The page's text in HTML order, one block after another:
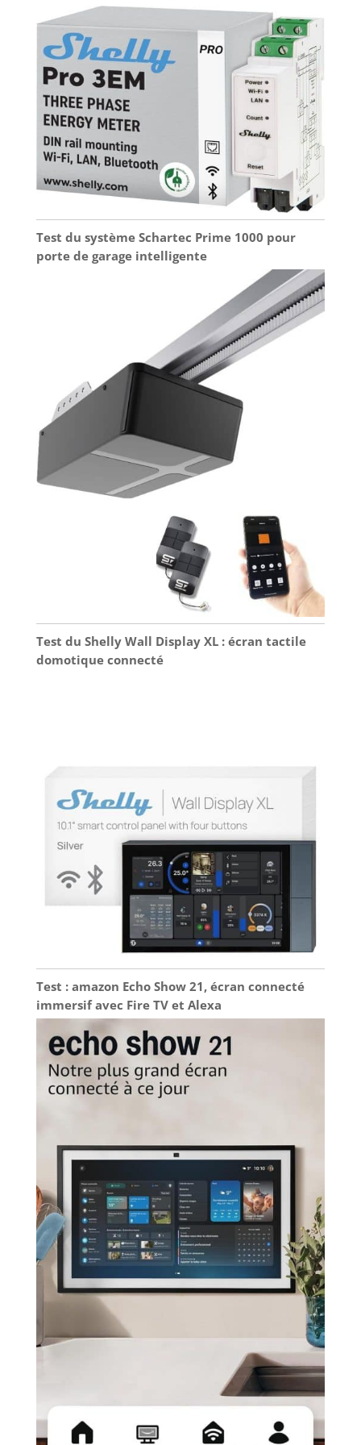
welock: Si vous avez des questions sur
fonctionnement, etc., n'hésitez pas à nous
contacter. liste de colisage de la serrure
électronique:1 Serrure Connectée welock, 3 Carte
RFID, 1 clé Allen spéciale, 1 Manual.
Test du système Schartec Prime 1000 pour
porte de garage intelligente
Test du Shelly Wall Display XL : écran tactile
domotique connecté
Test : amazon Echo Show 21, écran connecté
immersif avec Fire TV et Alexa